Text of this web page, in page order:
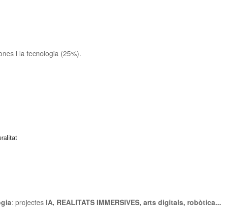
i la tecnologia (25%).
: projectes IA, REALITATS IMMERSIVES, arts digitals, robòtica...